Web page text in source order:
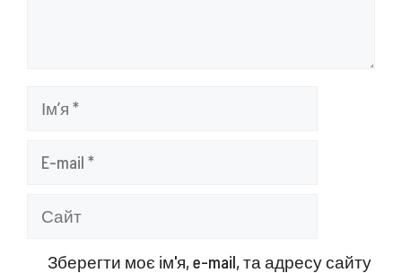
Ім’я
Сайт
Зберегти моє ім'я, e-mail, та адресу сайту